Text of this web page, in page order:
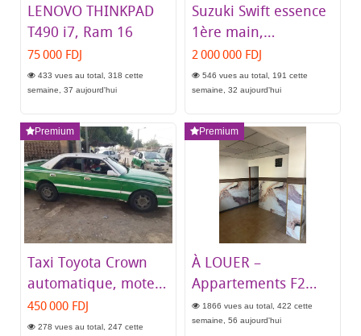
LENOVO THINKPAD
T490 i7, Ram 16
75 000 FDJ
433 vues au total, 318 cette
semaine, 37 aujourd'hui
Suzuki Swift essence
1ère main,
automatique,
excellent état
2 000 000 FDJ
546 vues au total, 191 cette
semaine, 32 aujourd'hui
Premium
Taxi Toyota Crown
automatique, moteur
et boîte en bon état
450 000 FDJ
278 vues au total, 247 cette
Premium
À LOUER –
Appartements F2
rénovés, modernes
et climatisés à Héron
1866 vues au total, 422 cette
semaine, 56 aujourd'hui